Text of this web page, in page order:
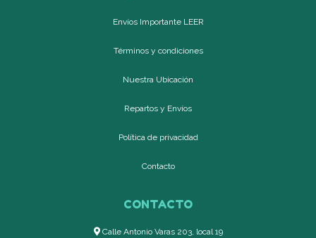
Envíos Importante LEER
Términos y condiciones
Nuestra Ubicación
Repartos y Envíos
Política de privacidad
Contacto
CONTACTO
Calle Antonio Varas 203, local 19